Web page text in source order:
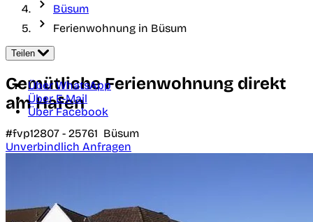
Büsum
Ferienwohnung in Büsum
Teilen
Über WhatsApp
Über E-Mail
Über Facebook
Gemütliche Ferienwohnung direkt
am Hafen
#fvp12807 - 25761 Büsum
Unverbindlich Anfragen